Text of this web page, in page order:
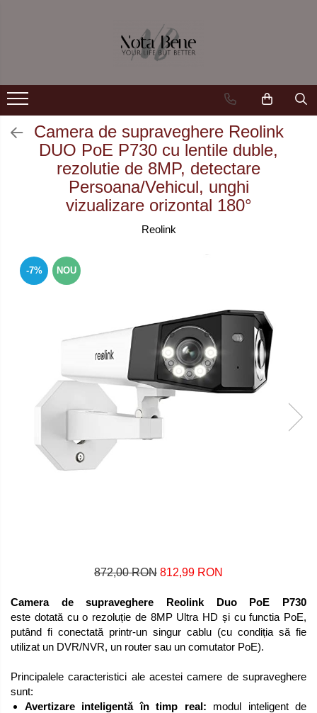
Camera de supraveghere
Conexiune Wi-Fi
Conexiune PoE
Cu baterie
Cu panou solar
Sonerie inteligentă
Unelte si aparate de masura
Telemetre
Teodolite
Accesorii
Sisteme de control al mașinilor
Camera de supraveghere Reolink
DUO PoE P730 cu lentile duble,
rezolutie de 8MP, detectare
Persoana/Vehicul, unghi
vizualizare orizontal 180°
Reolink
-7% NOU
872,00 RON 812,99 RON
Camera de supraveghere Reolink Duo PoE P730
este dotată cu o rezoluție de 8MP Ultra HD și cu functia PoE,
putând fi conectată printr-un singur cablu (cu condiția să fie
utilizat un DVR/NVR, un router sau un comutator PoE).
Principalele caracteristici ale acestei camere de supraveghere
sunt:
Avertizare inteligentă în timp real: modul inteligent de